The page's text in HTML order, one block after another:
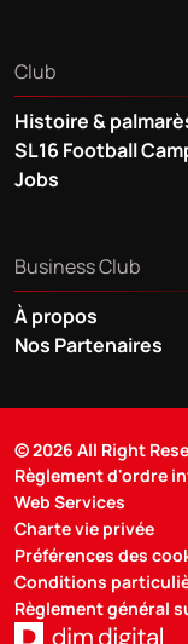
Club
Histoire &
SL16 Football
Jobs
Business Club
À propos
Nos Partenaires
© 2026 All Right
Règlement d'ordre
Web Services
Charte vie privée
Préférences des
Conditions
Règlement général